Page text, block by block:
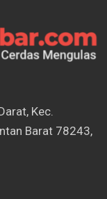
Kec.
Barat 78243,